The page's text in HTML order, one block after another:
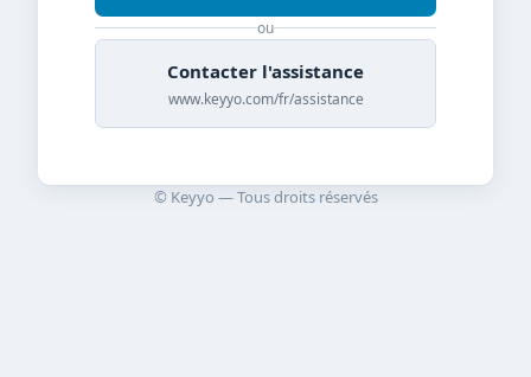
ou
Contacter l'assistance
www.keyyo.com/fr/assistance
© Keyyo — Tous droits réservés